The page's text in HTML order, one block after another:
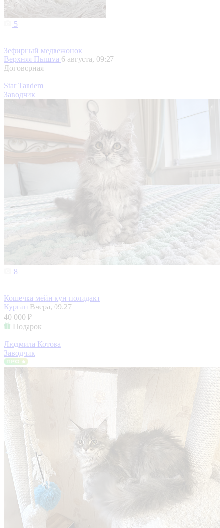
5
Зефирный медвежонок
Верхняя Пышма 6 августа, 09:27
Договорная
Star Tandem
Заводчик
8
Кошечка мейн кун полидакт
Курган Вчера, 09:27
40 000 ₽
Подарок
Людмила Котова
Заводчик